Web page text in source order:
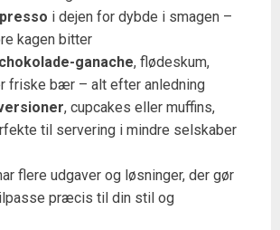
i dejen for dybde i smagen –
kagen bitter
ganache, flødeskum,
friske bær – alt efter anledning
, cupcakes eller muffins,
til servering i mindre selskaber
flere udgaver og løsninger, der gør
præcis til din stil og